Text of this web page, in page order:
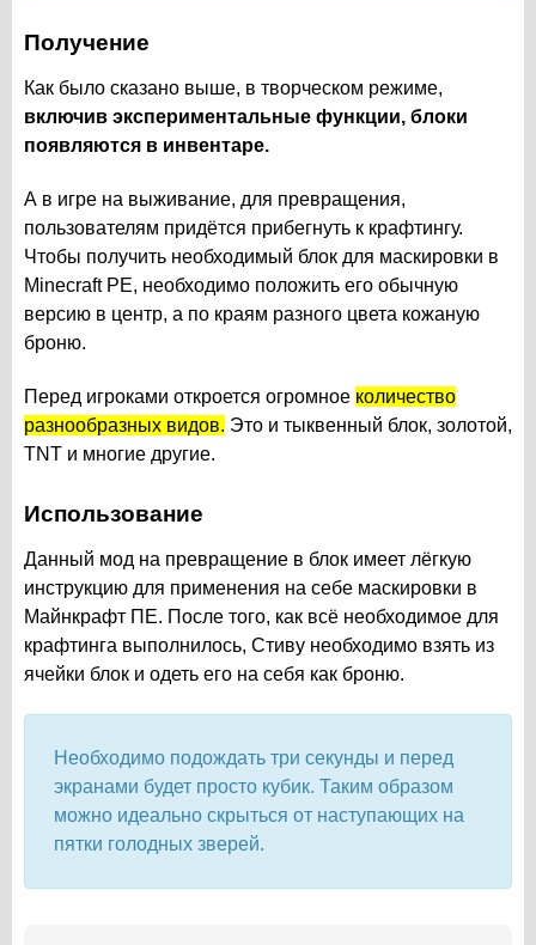
Получение
Как было сказано выше, в творческом режиме,
включив экспериментальные функции, блоки
появляются в инвентаре.
А в игре на выживание, для превращения,
пользователям придётся прибегнуть к крафтингу.
Чтобы получить необходимый блок для маскировки в
Minecraft PE, необходимо положить его обычную
версию в центр, а по краям разного цвета кожаную
броню.
Перед игроками откроется огромное количество
разнообразных видов. Это и тыквенный блок, золотой,
TNT и многие другие.
Использование
Данный мод на превращение в блок имеет лёгкую
инструкцию для применения на себе маскировки в
Майнкрафт ПЕ. После того, как всё необходимое для
крафтинга выполнилось, Стиву необходимо взять из
ячейки блок и одеть его на себя как броню.
Необходимо подождать три секунды и перед
экранами будет просто кубик. Таким образом
можно идеально скрыться от наступающих на
пятки голодных зверей.